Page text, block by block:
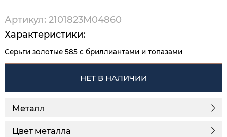
Артикул: 2101823М04860
Характеристики:
Серьги золотые 585 с бриллиантами и топазами
НЕТ В НАЛИЧИИ
Металл
Цвет металла